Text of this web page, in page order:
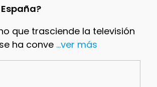
que trasciende la televisión
se ha conve...ver más